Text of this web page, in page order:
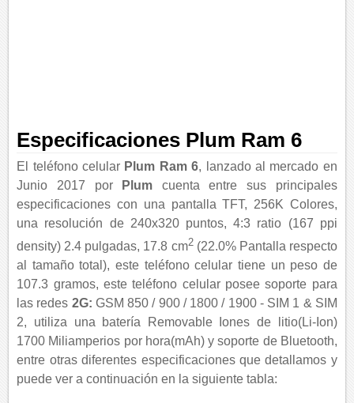
Especificaciones Plum Ram 6
El teléfono celular Plum Ram 6, lanzado al mercado en
Junio 2017 por
Plum cuenta entre sus principales
especificaciones con una pantalla TFT, 256K Colores,
una resolución de 240x320 puntos, 4:3 ratio (167 ppi
density) 2.4 pulgadas, 17.8 cm2(22.0% Pantalla respecto
al tamaño total), este teléfono celular tiene un peso de
107.3 gramos, este teléfono celular posee soporte para
las redes 2G: GSM 850 / 900 / 1800 / 1900 - SIM 1 & SIM
2, utiliza una batería Removable Iones de litio(Li-Ion)
1700 Miliamperios por hora(mAh) y soporte de Bluetooth,
entre otras diferentes especificaciones que detallamos y
puede ver a continuación en la siguiente tabla: